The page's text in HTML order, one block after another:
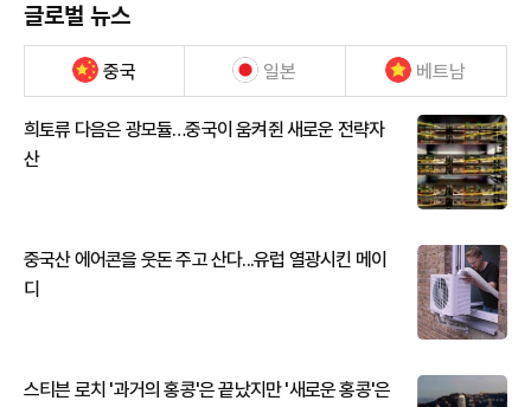
글로벌 뉴스
중국 일본 베트남
희토류 다음은 광모듈…중국이 움켜쥔 새로운 전략자
산
중국산 에어콘을 웃돈 주고 산다...유럽 열광시킨 메이
디
스티븐 로치 '과거의 홍콩'은 끝났지만 '새로운 홍콩'은